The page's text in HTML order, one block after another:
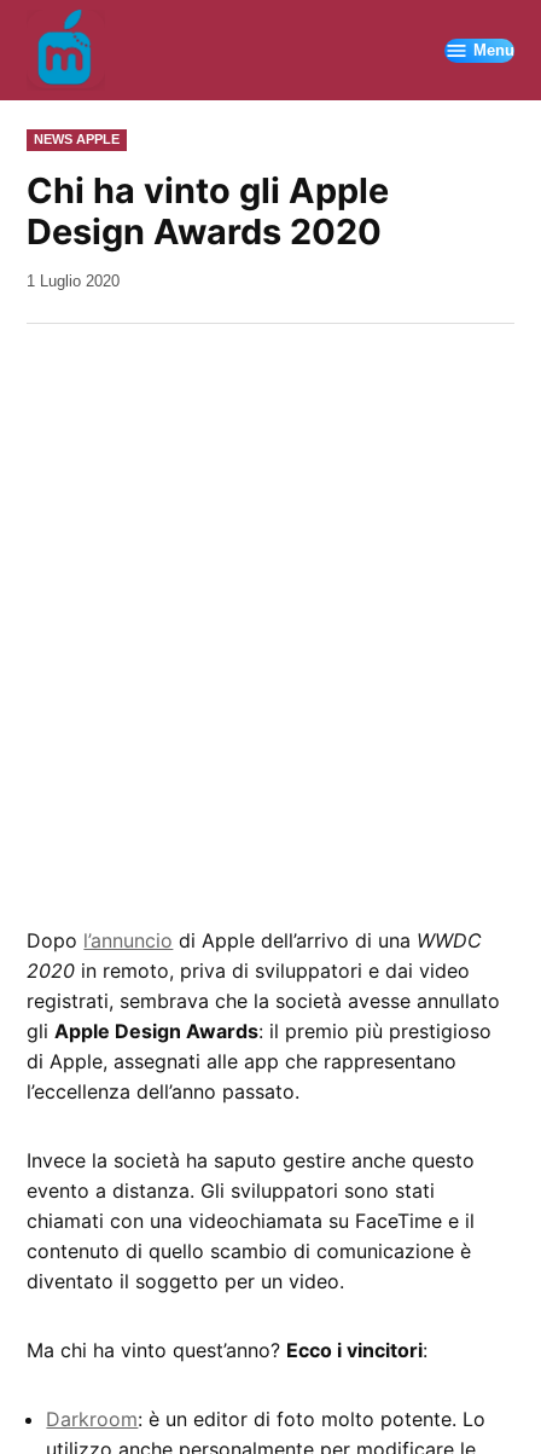
contenuto
Menu
PUBBLICATO
IN
NEWS APPLE
Chi ha vinto gli Apple
Design Awards 2020
da
1 Luglio 2020
Dopo l’annuncio di Apple dell’arrivo di una WWDC
2020 in remoto, priva di sviluppatori e dai video
registrati, sembrava che la società avesse annullato
gliApple Design Awards: il premio più prestigioso
di Apple, assegnati alle app che rappresentano
l’eccellenza dell’anno passato.
Invece la società ha saputo gestire anche questo
evento a distanza. Gli sviluppatori sono stati
chiamati con una videochiamata su FaceTime e il
contenuto di quello scambio di comunicazione è
diventato il soggetto per un video.
Ma chi ha vinto quest’anno? Ecco i vincitori:
Darkroom: è un editor di foto molto potente. Lo